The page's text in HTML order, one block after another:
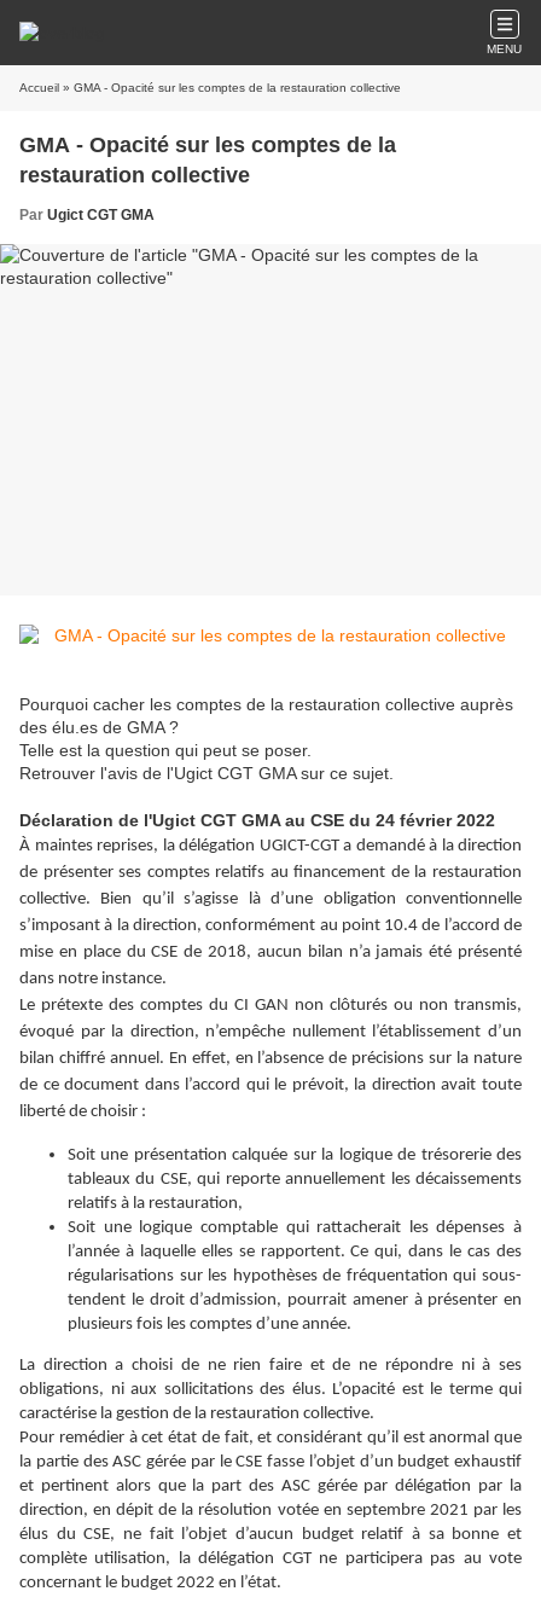
MENU
Accueil » GMA - Opacité sur les comptes de la restauration collective
GMA - Opacité sur les comptes de la
restauration collective
Par Ugict CGT GMA
Pourquoi cacher les comptes de la restauration collective auprès
des élu.es de GMA ?
Telle est la question qui peut se poser.
Retrouver l'avis de l'Ugict CGT GMA sur ce sujet.
Déclaration de l'Ugict CGT GMA au CSE du 24 février 2022
À maintes reprises, la délégation UGICT-CGT a demandé à la direction
de présenter ses comptes relatifs au financement de la restauration
collective. Bien qu’il s’agisse là d’une obligation conventionnelle
s’imposant à la direction, conformément au point 10.4 de l’accord de
mise en place du CSE de 2018, aucun bilan n’a jamais été présenté
dans notre instance.
Le prétexte des comptes du CI GAN non clôturés ou non transmis,
évoqué par la direction, n’empêche nullement l’établissement d’un
bilan chiffré annuel. En effet, en l’absence de précisions sur la nature
de ce document dans l’accord qui le prévoit, la direction avait toute
liberté de choisir :
Soit une présentation calquée sur la logique de trésorerie des
tableaux du CSE, qui reporte annuellement les décaissements
relatifs à la restauration,
Soit une logique comptable qui rattacherait les dépenses à
l’année à laquelle elles se rapportent. Ce qui, dans le cas des
régularisations sur les hypothèses de fréquentation qui sous-
tendent le droit d’admission, pourrait amener à présenter en
plusieurs fois les comptes d’une année.
La direction a choisi de ne rien faire et de ne répondre ni à ses
obligations, ni aux sollicitations des élus. L’opacité est le terme qui
caractérise la gestion de la restauration collective.
Pour remédier à cet état de fait, et considérant qu’il est anormal que
la partie des ASC gérée par le CSE fasse l’objet d’un budget exhaustif
et pertinent alors que la part des ASC gérée par délégation par la
direction, en dépit de la résolution votée en septembre 2021 par les
élus du CSE, ne fait l’objet d’aucun budget relatif à sa bonne et
complète utilisation, la délégation CGT ne participera pas au vote
concernant le budget 2022 en l’état.